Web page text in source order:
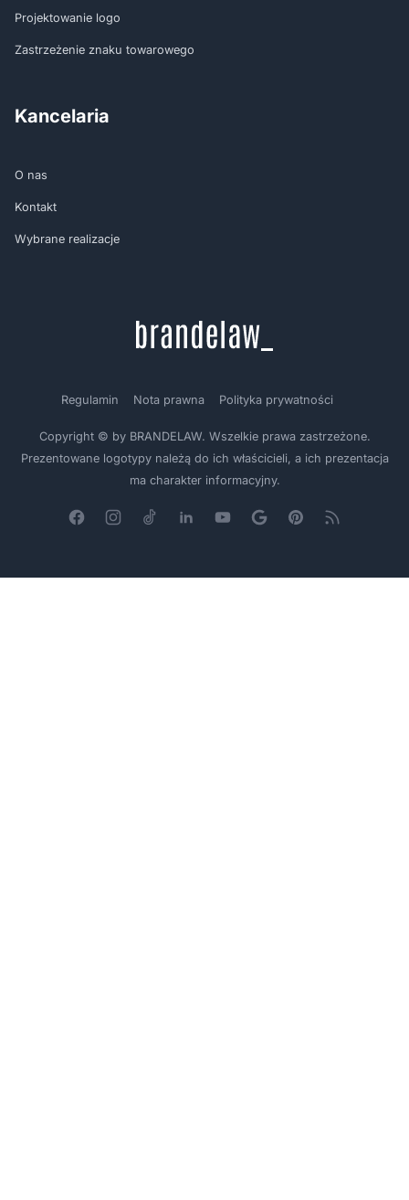
Projektowanie logo
Zastrzeżenie znaku towarowego
Kancelaria
O nas
Kontakt
Wybrane realizacje
Regulamin Nota prawna Polityka prywatności
Copyright © by BRANDELAW. Wszelkie prawa zastrzeżone.
Prezentowane logotypy należą do ich właścicieli, a ich prezentacja
ma charakter informacyjny.